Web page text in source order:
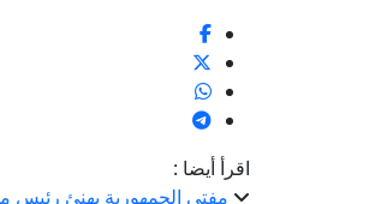
اقرأ أيضا :
مفتي الجمهورية يهنئ رئيس